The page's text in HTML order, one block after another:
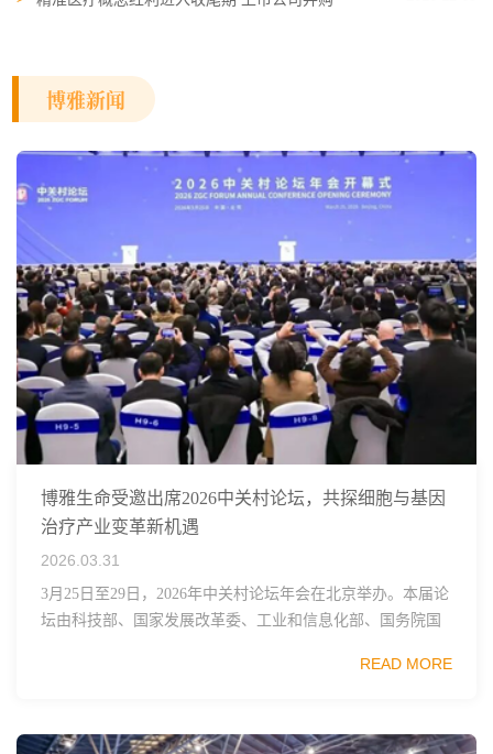
博雅新闻
博雅生命受邀出席2026中关村论坛，共探细胞与基因
治疗产业变革新机遇
2026.03.31
3月25日至29日，2026年中关村论坛年会在北京举办。本届论
坛由科技部、国家发展改革委、工业和信息化部、国务院国
READ MORE